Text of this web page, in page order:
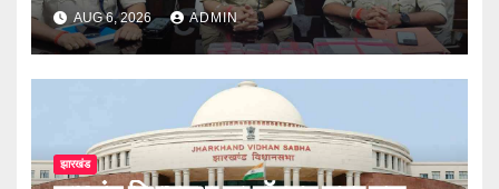
AUG 6, 2026 ADMIN
झारखंड